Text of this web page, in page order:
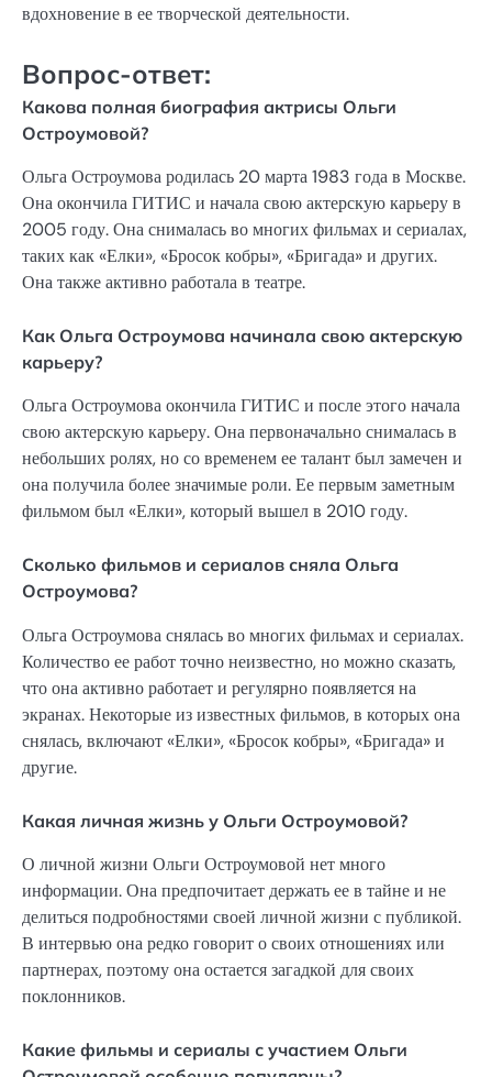
вдохновение в ее творческой деятельности.
Вопрос-ответ:
Какова полная биография актрисы Ольги
Остроумовой?
Ольга Остроумова родилась 20 марта 1983 года в Москве.
Она окончила ГИТИС и начала свою актерскую карьеру в
2005 году. Она снималась во многих фильмах и сериалах,
таких как «Елки», «Бросок кобры», «Бригада» и других.
Она также активно работала в театре.
Как Ольга Остроумова начинала свою актерскую
карьеру?
Ольга Остроумова окончила ГИТИС и после этого начала
свою актерскую карьеру. Она первоначально снималась в
небольших ролях, но со временем ее талант был замечен и
она получила более значимые роли. Ее первым заметным
фильмом был «Елки», который вышел в 2010 году.
Сколько фильмов и сериалов сняла Ольга
Остроумова?
Ольга Остроумова снялась во многих фильмах и сериалах.
Количество ее работ точно неизвестно, но можно сказать,
что она активно работает и регулярно появляется на
экранах. Некоторые из известных фильмов, в которых она
снялась, включают «Елки», «Бросок кобры», «Бригада» и
другие.
Какая личная жизнь у Ольги Остроумовой?
О личной жизни Ольги Остроумовой нет много
информации. Она предпочитает держать ее в тайне и не
делиться подробностями своей личной жизни с публикой.
В интервью она редко говорит о своих отношениях или
партнерах, поэтому она остается загадкой для своих
поклонников.
Какие фильмы и сериалы с участием Ольги